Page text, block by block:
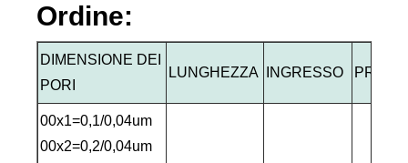
Ordine:
DIMENSIONE DEI
PORI
LUNGHEZZA INGRESSO PRESA
00x1=0,1/0,04um
00x2=0,2/0,04um